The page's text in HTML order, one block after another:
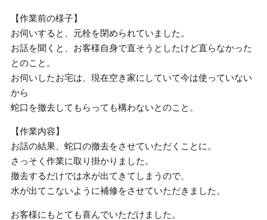
【作業前の様子】
お伺いすると、元栓を閉められていました。
お話を聞くと、お客様自身で直そうとしたけど直らなかった
とのこと。
お伺いしたお宅は、現在空き家にしていて今は使っていない
から
蛇口を撤去してもらっても構わないとのこと。
【作業内容】
お話の結果、蛇口の撤去をさせていただくことに。
さっそく作業に取り掛かりました。
撤去するだけでは水が出てきてしまうので、
水が出てこないように補修をさせていただきました。
お客様にもとても喜んでいただけました。